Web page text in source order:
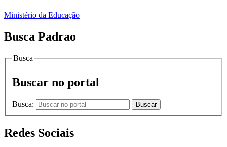
Ministério da Educação
Busca Padrao
Busca
Buscar no portal
Busca: Buscar
Redes Sociais